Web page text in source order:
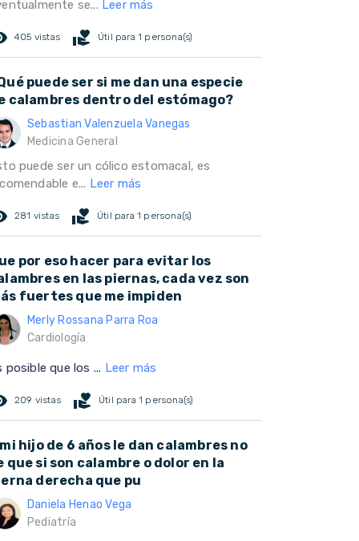
se... Leer más
405 vistas volunteer_activism Útil para 1 persona(s)
puede ser si me dan una especie
calambres dentro del estómago?
Sebastian Valenzuela Vanegas
Medicina General
puede ser un cólico estomacal, es
e... Leer más
281 vistas volunteer_activism Útil para 1 persona(s)
por eso hacer para evitar los
en las piernas, cada vez son
fuertes que me impiden
Merly Rossana Parra Roa
Cardiología
posible que los ... Leer más
209 vistas volunteer_activism Útil para 1 persona(s)
hijo de 6 años le dan calambres no
que si son calambre o dolor en la
derecha que pu
Daniela Henao Vega
Pediatría